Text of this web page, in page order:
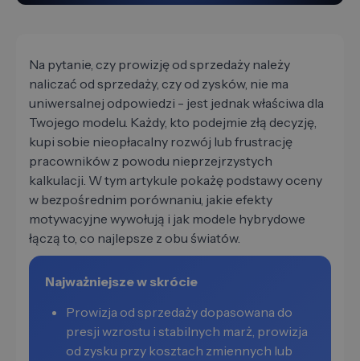
Na pytanie, czy prowizję od sprzedaży należy
naliczać od sprzedaży, czy od zysków, nie ma
uniwersalnej odpowiedzi - jest jednak właściwa dla
Twojego modelu. Każdy, kto podejmie złą decyzję,
kupi sobie nieopłacalny rozwój lub frustrację
pracowników z powodu nieprzejrzystych
kalkulacji. W tym artykule pokażę podstawy oceny
w bezpośrednim porównaniu, jakie efekty
motywacyjne wywołują i jak modele hybrydowe
łączą to, co najlepsze z obu światów.
Najważniejsze w skrócie
Prowizja od sprzedaży dopasowana do
presji wzrostu i stabilnych marż, prowizja
od zysku przy kosztach zmiennych lub